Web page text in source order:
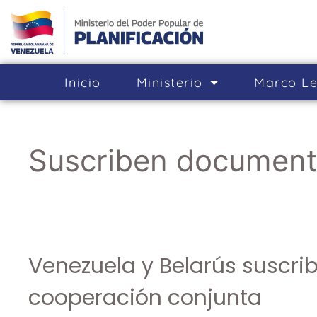
Inicio Ministerio Marco
Suscriben
Venezuela y Belarús
cooperación conjunta